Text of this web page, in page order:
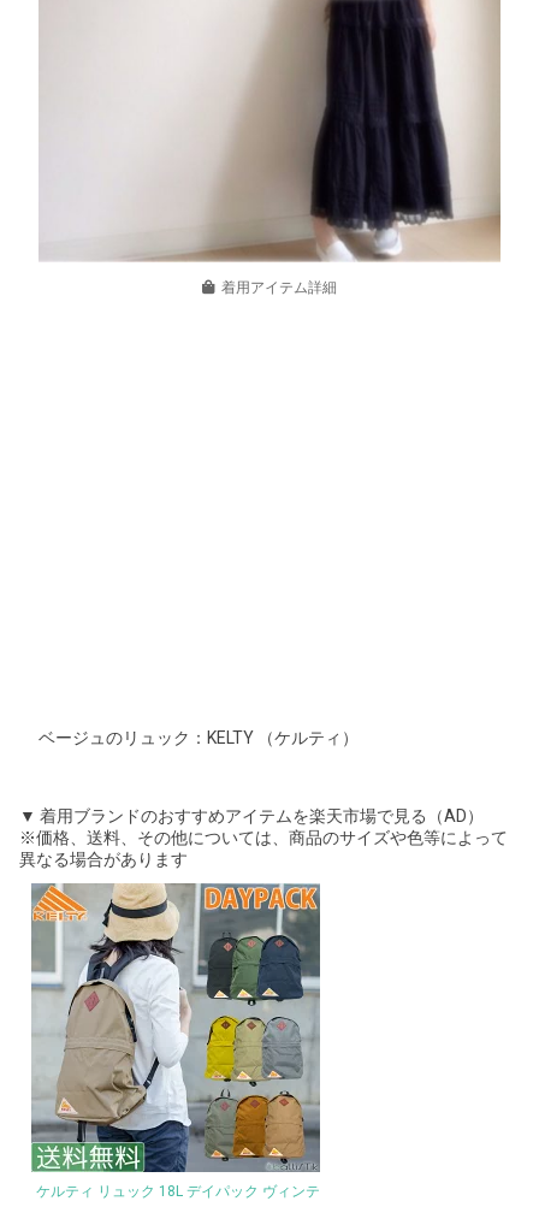
着用アイテム詳細
ベージュのリュック：KELTY （ケルティ）
▼ 着用ブランドのおすすめアイテムを楽天市場で見る（AD）
※価格、送料、その他については、商品のサイズや色等によって
異なる場合があります
ケルティ リュック 18L デイパック ヴィンテ